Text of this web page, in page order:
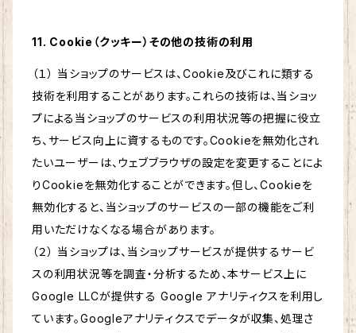
11. Cookie（クッキー）その他の技術の利用
（１） 当ショップのサービスは、Cookie及びこれに類する
技術を利用することがあります。これらの技術は、当ショッ
プによる当ショップのサービスの利用状況等の把握に役立
ち、サービス向上に資するものです。Cookieを無効化され
たいユーザーは、ウェブブラウザの設定を変更することによ
りCookieを無効化することができます。但し、Cookieを
無効化すると、当ショップのサービスの一部の機能をご利
用いただけなくなる場合があります。
（２） 当ショップは、当ショップサービスが提供するサービ
スの利用状況等を調査・分析するため、本サービス上に
Google LLCが提供する Google アナリティクスを利用し
ています。Googleアナリティクスでデータが収集、処理さ